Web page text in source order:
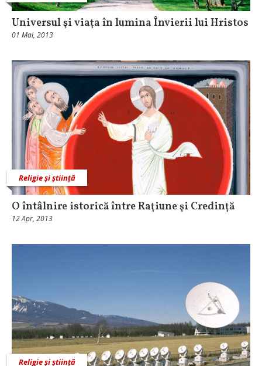
Universul şi viaţa în lumina Învierii lui Hristos
01 Mai, 2013
Religie și știință
O întâlnire istorică între Raţiune şi Credinţă
12 Apr, 2013
Religie și știință